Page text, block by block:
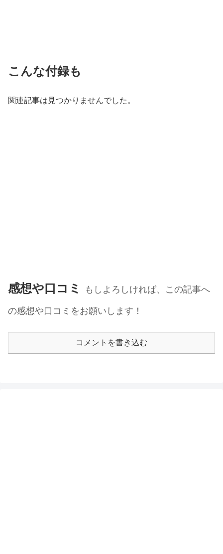
こんな付録も
関連記事は見つかりませんでした。
感想や口コミ
もしよろしければ、この記事へ
の感想や口コミをお願いします！
コメントを書き込む